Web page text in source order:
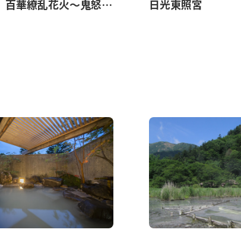
【2026年】百華繚乱花火～鬼怒川焔火～ 日光東照宮